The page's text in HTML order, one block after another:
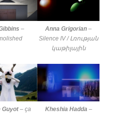
–
Anna Grigorian –
Silence IV / Լռության
կաթիլային
Guyot–ça
Kheshia Hadda–